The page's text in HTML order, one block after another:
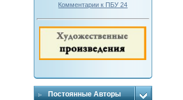
Комментарии к ПБУ 24
Постоянные Авторы